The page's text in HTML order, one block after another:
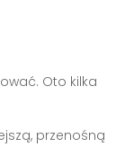
Oto kilka
przenośną